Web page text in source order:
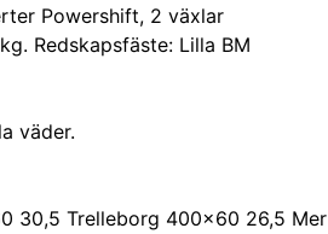
Powershift, 2 växlar
Redskapsfäste: Lilla BM
väder.
30,5 Trelleborg 400x60 26,5 Mer